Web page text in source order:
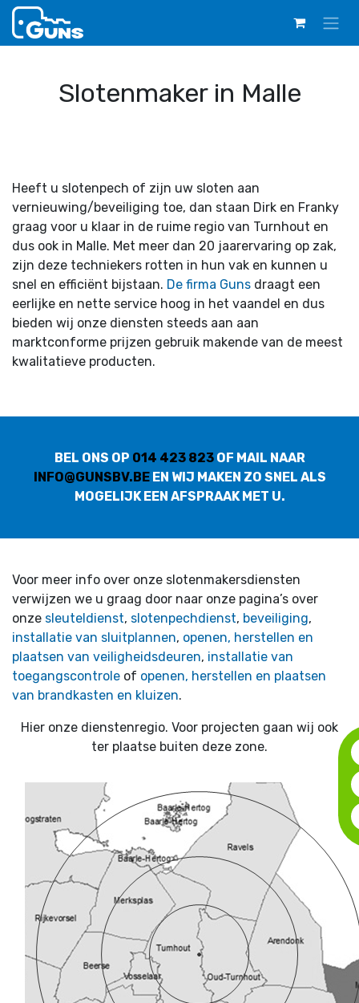
Overslaan naar inhoud
Slotenmaker in Malle
Heeft u slotenpech of zijn uw sloten aan
vernieuwing/beveiliging toe, dan staan Dirk en Franky
graag voor u klaar in de ruime regio van Turnhout en
dus ook in Malle. Met meer dan 20 jaarervaring op zak,
zijn deze techniekers rotten in hun vak en kunnen u
snel en efficiënt bijstaan. De firma Guns draagt een
eerlijke en nette service hoog in het vaandel en dus
bieden wij onze diensten steeds aan aan
marktconforme prijzen gebruik makende van de meest
kwalitatieve producten.
BEL ONS OP 014 423 823OF MAIL NAAR
INFO@GUNSBV.BEEN WIJ MAKEN ZO SNEL ALS
MOGELIJK EEN AFSPRAAK MET U.
Voor meer info over onze slotenmakersdiensten
verwijzen we u graag door naar onze pagina’s over
onze sleuteldienst, slotenpechdienst, beveiliging,
installatie van sluitplannen, openen, herstellen en
plaatsen van veiligheidsdeuren, installatie van
toegangscontrole of openen, herstellen en plaatsen
van brandkasten en kluizen.
Hier onze dienstenregio. Voor projecten gaan wij ook
ter plaatse buiten deze zone.